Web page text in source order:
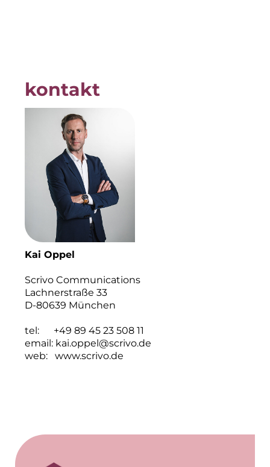
LNGVTY
magna asset management ag
Malerei & Auftragsmalerei Nikolaus Kriese
MünchenBau
Munich Airport Business Park
Münchner Wohnen
Münchner Wohnen
Neue Mitte Fürth
Optima_Hammer
kontakt
Kai Oppel
Scrivo Communications
Lachnerstraße 33
D-80639 München
tel: +49 89 45 23 508 11
email: kai.oppel@scrivo.de
web: www.scrivo.de